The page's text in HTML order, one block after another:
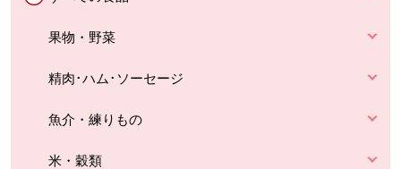
果物・野菜
精肉･ハム･ソーセージ
魚介・練りもの
米・穀類